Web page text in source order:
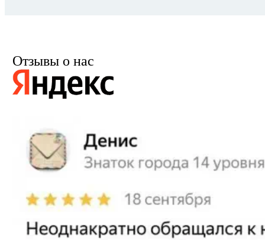
Отзывы о нас